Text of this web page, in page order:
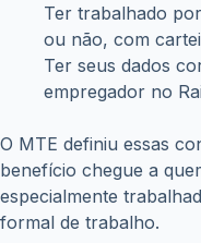
Ter trabalhado
ou não, com
Ter seus dados
empregador no
O MTE definiu essas
benefício chegue a
especialmente
formal de trabalho.